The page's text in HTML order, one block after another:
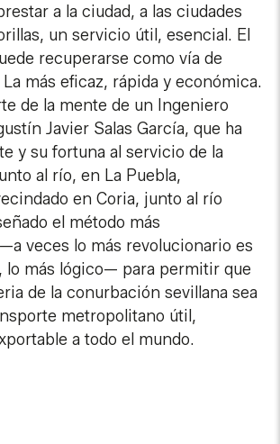
a la ciudad, a las ciudades
un servicio útil, esencial. El
recuperarse como vía de
más eficaz, rápida y económica.
de la mente de un Ingeniero
Javier Salas García, que ha
y su fortuna al servicio de la
al río, en La Puebla,
en Coria, junto al río
el método más
veces lo más revolucionario es
lo más lógico— para permitir que
de la conurbación sevillana sea
metropolitano útil,
a todo el mundo.